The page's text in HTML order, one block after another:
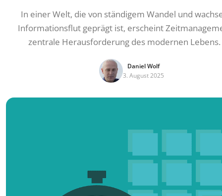
In einer Welt, die von ständigem Wandel und
Informationsflut geprägt ist, erscheint
zentrale Herausforderung des modernen
Daniel Wolf
3. August 2025